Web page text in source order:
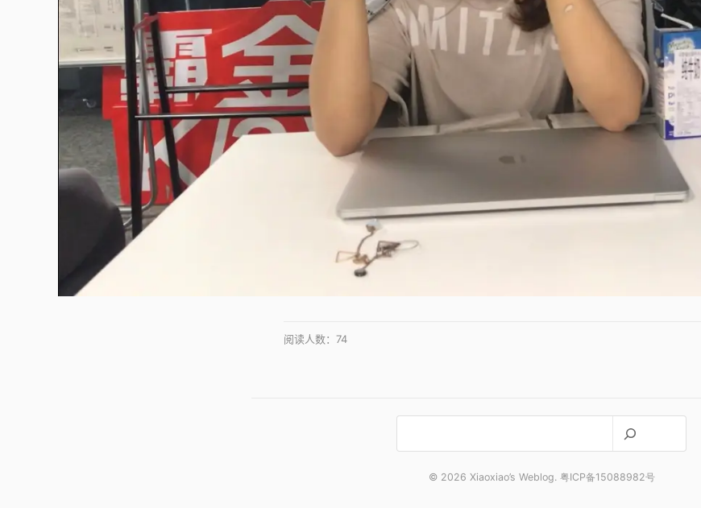
阅读人数： 74
索
© 2026 Xiaoxiao’s Weblog. 粤ICP备15088982号